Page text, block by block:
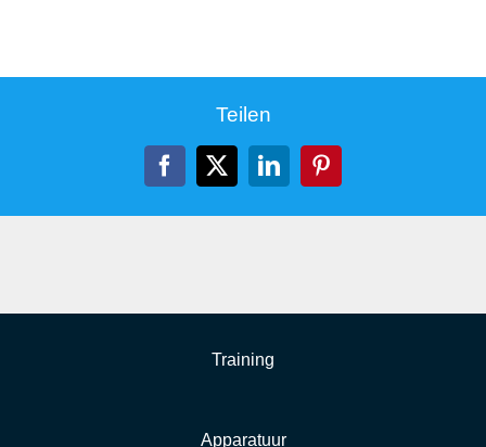
Teilen
Facebook
X LinkedInPinterest
Training
Apparatuur